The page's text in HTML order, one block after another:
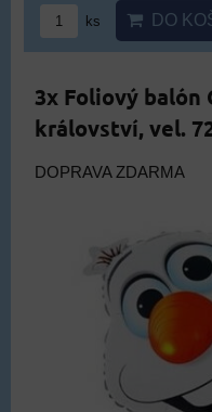
ks DO
3x Foliový balón
království, vel.
DOPRAVA ZDARMA